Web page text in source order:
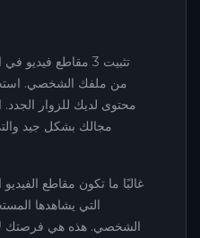
من ملفك الشخصي.
محتوى لديك للزوار الجدد.
مجالك بشكل جيد
غالبًا ما تكون مقاطع
التي يشاهدها
الشخصي. هذه هي فرصتك